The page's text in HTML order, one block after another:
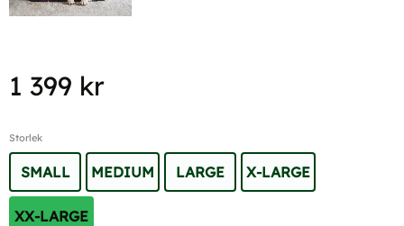
1 399 kr
Storlek
SMALL MEDIUM LARGE X-LARGE
XX-LARGE